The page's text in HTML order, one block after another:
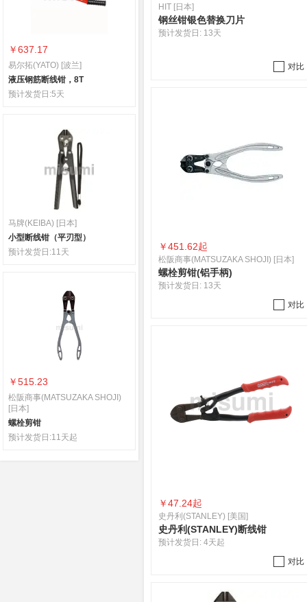
￥637.17
易尔拓(YATO) [波兰]
液压钢筋断线钳，8T
预计发货日:5天
马牌(KEIBA) [日本]
小型断线钳（平刃型）
预计发货日:11天
￥515.23
松阪商事(MATSUZAKA SHOJI)
[日本]
螺栓剪钳
预计发货日:11天起
HIT [日本]
钢丝钳银色替换刀片
预计发货日: 13天
对比
￥451.62起
松阪商事(MATSUZAKA SHOJI) [日本]
螺栓剪钳(铝手柄)
预计发货日: 13天
对比
￥47.24起
史丹利(STANLEY) [美国]
史丹利(STANLEY)断线钳
预计发货日: 4天起
对比